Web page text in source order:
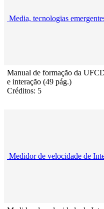
Media, tecnologias
Manual de formação da
e interação (49 pág.)
Créditos: 5
Medidor de velocidade de